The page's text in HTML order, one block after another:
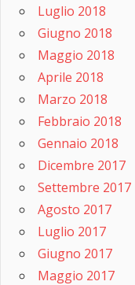
Luglio 2018
Giugno 2018
Maggio 2018
Aprile 2018
Marzo 2018
Febbraio 2018
Gennaio 2018
Dicembre 2017
Settembre 2017
Agosto 2017
Luglio 2017
Giugno 2017
Maggio 2017